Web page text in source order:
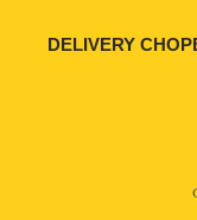
DELIVERY